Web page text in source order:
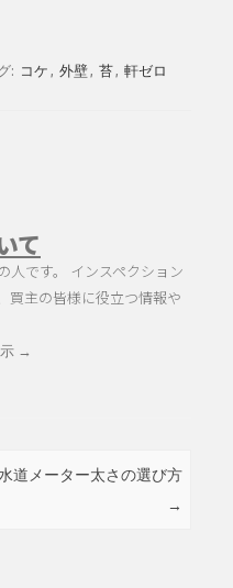
: コケ , 外壁, 苔, 軒ゼロ
て
人です。 インスペクション
買主の皆様に役立つ情報や
→
道メーター太さの選び方
→